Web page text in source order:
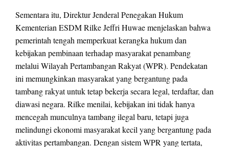
Sementara itu, Direktur Jenderal Penegakan Hukum
Kementerian ESDM Rilke Jeffri Huwae menjelaskan bahwa
pemerintah tengah memperkuat kerangka hukum dan
kebijakan pembinaan terhadap masyarakat penambang
melalui Wilayah Pertambangan Rakyat (WPR). Pendekatan
ini memungkinkan masyarakat yang bergantung pada
tambang rakyat untuk tetap bekerja secara legal, terdaftar, dan
diawasi negara. Rilke menilai, kebijakan ini tidak hanya
mencegah munculnya tambang ilegal baru, tetapi juga
melindungi ekonomi masyarakat kecil yang bergantung pada
aktivitas pertambangan. Dengan sistem WPR yang tertata,